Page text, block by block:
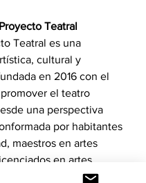
Teatral
Teatral es una
cultural y
en 2016 con el
el teatro
una perspectiva
por habitantes
maestros en artes
en artes,
dinámicas